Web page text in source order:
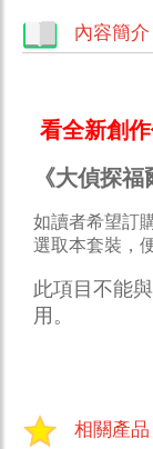
內容簡介
看全新創
《大偵探
如讀者希望訂
選取本套裝，
此項目不能
用。
相關產品